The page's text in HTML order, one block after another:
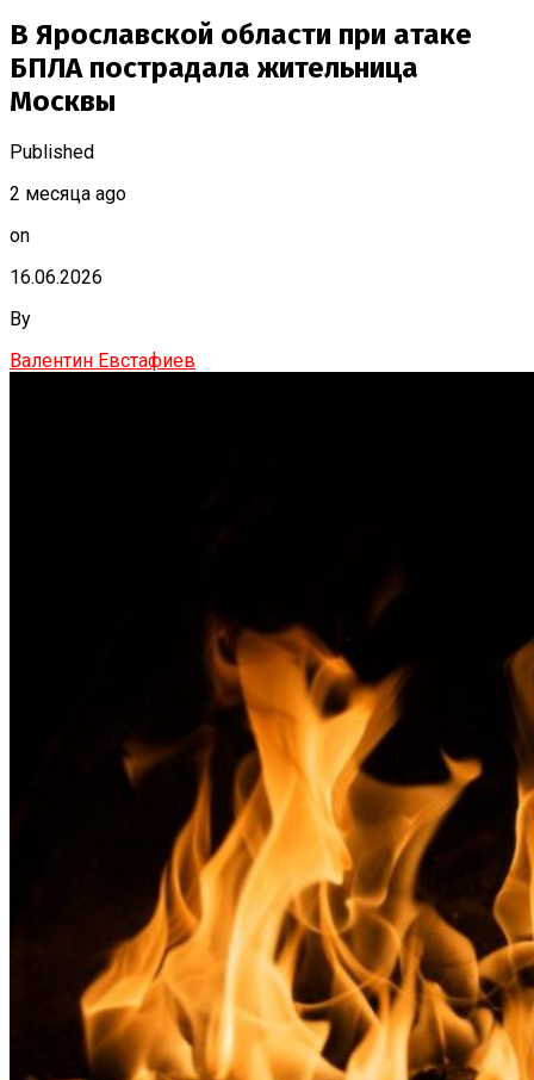
В Ярославской области при атаке
БПЛА пострадала жительница
Москвы
Published
2 месяца ago
on
16.06.2026
By
Валентин Евстафиев